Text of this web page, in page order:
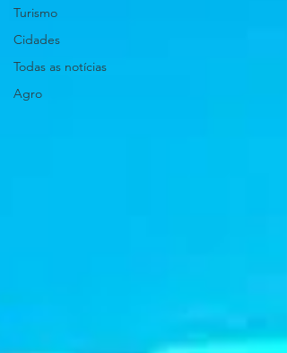
Turismo
Cidades
Todas as notícias
Agro